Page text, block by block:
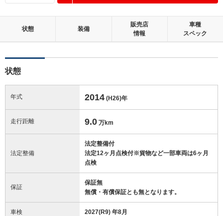
状態 装備
販売店
情報
車種
スペック
状態
年式 2014 (H26)年
走行距離 9.0 万km
法定整備
法定整備付
法定12ヶ月点検付※貨物など一部車両は6ヶ月
点検
保証
保証無
無償・有償保証とも無となります。
車検 2027(R9) 年8月